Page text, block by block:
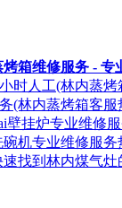
箱维修服务 - 专
时人工(林内蒸
(林内蒸烤箱客
壁挂炉专业维修
机专业维修服务
找到林内煤气